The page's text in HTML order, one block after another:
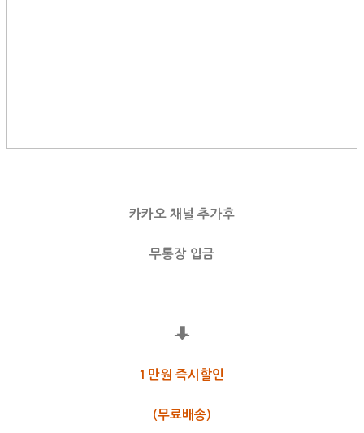
카카오 채널 추가후
무통장 입금
⬇
1만원 즉시할인
(무료배송)